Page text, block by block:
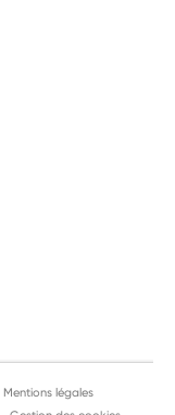
Mentions légales